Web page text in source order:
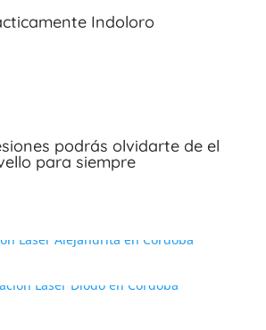
Indoloro
podrás olvidarte de el
para siempre